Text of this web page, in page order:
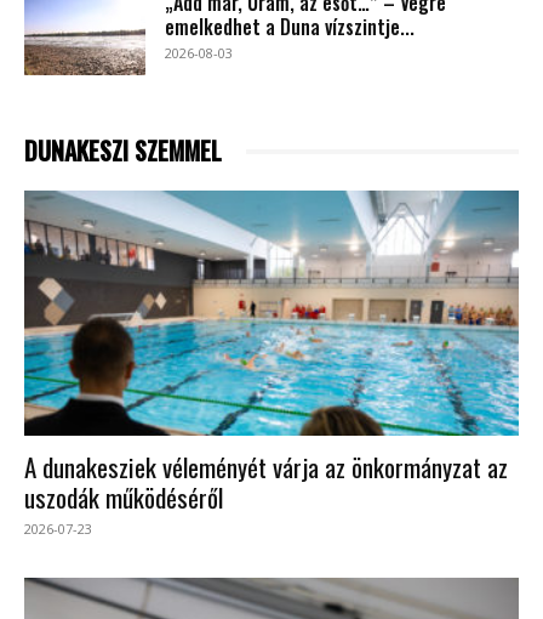
emelkedhet a Duna vízszintje...
2026-08-03
DUNAKESZI SZEMMEL
A dunakesziek véleményét várja az önkormányzat az
uszodák működéséről
2026-07-23